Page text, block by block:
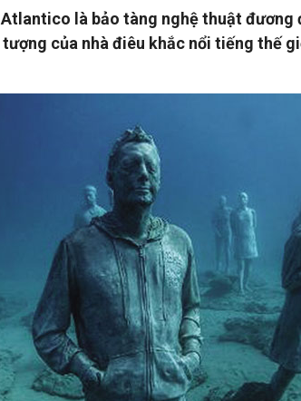
là bảo tàng nghệ thuật đương
của nhà điêu khắc nổi tiếng thế